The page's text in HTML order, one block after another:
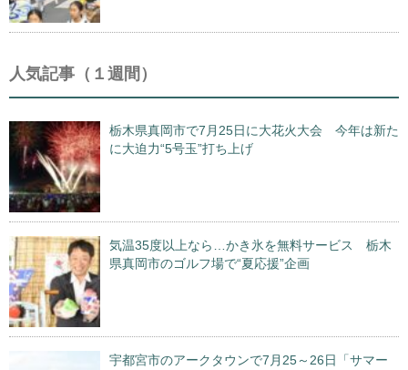
人気記事（１週間）
栃木県真岡市で7月25日に大花火大会 今年は新た
に大迫力“5号玉”打ち上げ
気温35度以上なら…かき氷を無料サービス 栃木
県真岡市のゴルフ場で“夏応援”企画
宇都宮市のアークタウンで7月25～26日「サマー